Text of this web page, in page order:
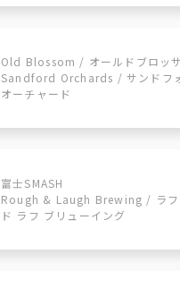
Old Blossom / オールドブロッ
Sandford Orchards / サンドフ
オーチャード
富士SMASH
Rough & Laugh Brewing / ラフ
ド ラフ ブリューイング